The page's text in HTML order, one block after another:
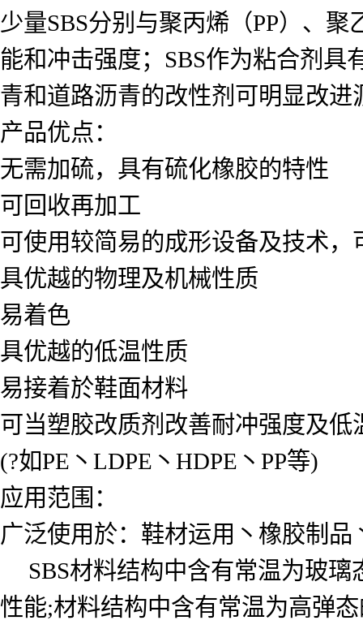
少量SBS分别与聚丙烯（PP）、
能和冲击强度；SBS作为粘合剂具
青和道路沥青的改性剂可明显改
产品优点：
无需加硫，具有硫化橡胶的特性
可回收再加工
可使用较简易的成形设备及技术，
具优越的物理及机械性质
易着色
具优越的低温性质
易接着於鞋面材料
可当塑胶改质剂改善耐冲强度及低
(?如PE丶LDPE丶HDPE丶PP等)
应用范围：
广泛使用於：鞋材运用丶橡胶制
SBS材料结构中含有常温为玻璃
性能;材料结构中含有常温为高弹